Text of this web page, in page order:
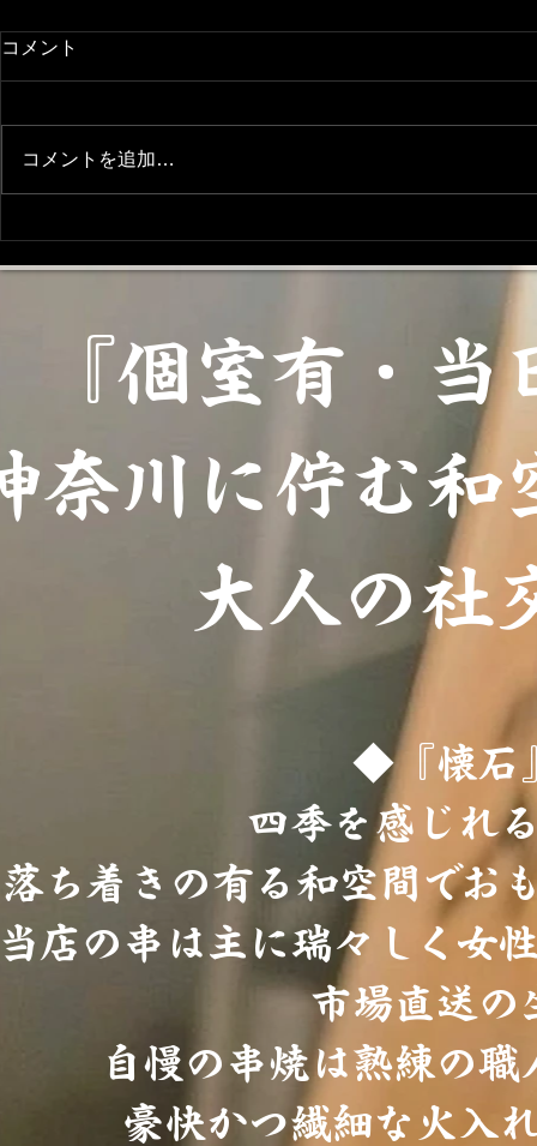
【7/1〜7/7
『ちゃぼの
ゼントの
コメント
コメントを追加…
『個室有・
奈川に佇む和
大人の
◆『懐石
四季を感じれ
落ち着きの有る和空間でお
店の串は主に瑞々しく女
市場直送の
自慢の串焼は熟練の
豪快かつ繊細な火入